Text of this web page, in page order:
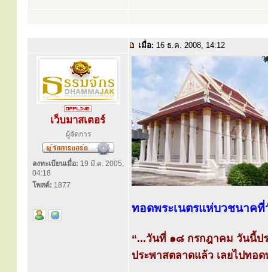
เมื่อ: 16 ธ.ค. 2008, 14:12
เว็บมาสเตอร์
ผู้จัดการ
ลงทะเบียนเมื่อ: 19 มี.ค. 2005,
04:18
โพสต์: 1877
ทอดพระเนตรแห่บวชนาค
“...วันที่ ๑๘ กรกฎาคม วันนี้ป
ประพาสตลาดแล้ว เลยไปทอ